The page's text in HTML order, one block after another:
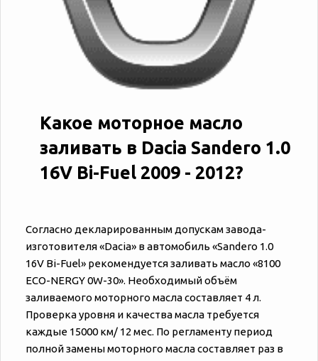
Какое моторное масло
заливать в Dacia Sandero 1.0
16V Bi-Fuel 2009 - 2012?
Согласно декларированным допускам завода-
изготовителя «‎‎Dacia» в автомобиль «‎‎Sandero 1.0
16V Bi-Fuel» рекомендуется заливать масло «8100
ECO-NERGY 0W-30». Необходимый объём
заливаемого моторного масла составляет 4 л.
Проверка уровня и качества масла требуется
каждые 15000 км/ 12 мес. По регламенту период
полной замены моторного масла составляет раз в